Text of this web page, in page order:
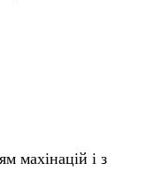
махінацій і з